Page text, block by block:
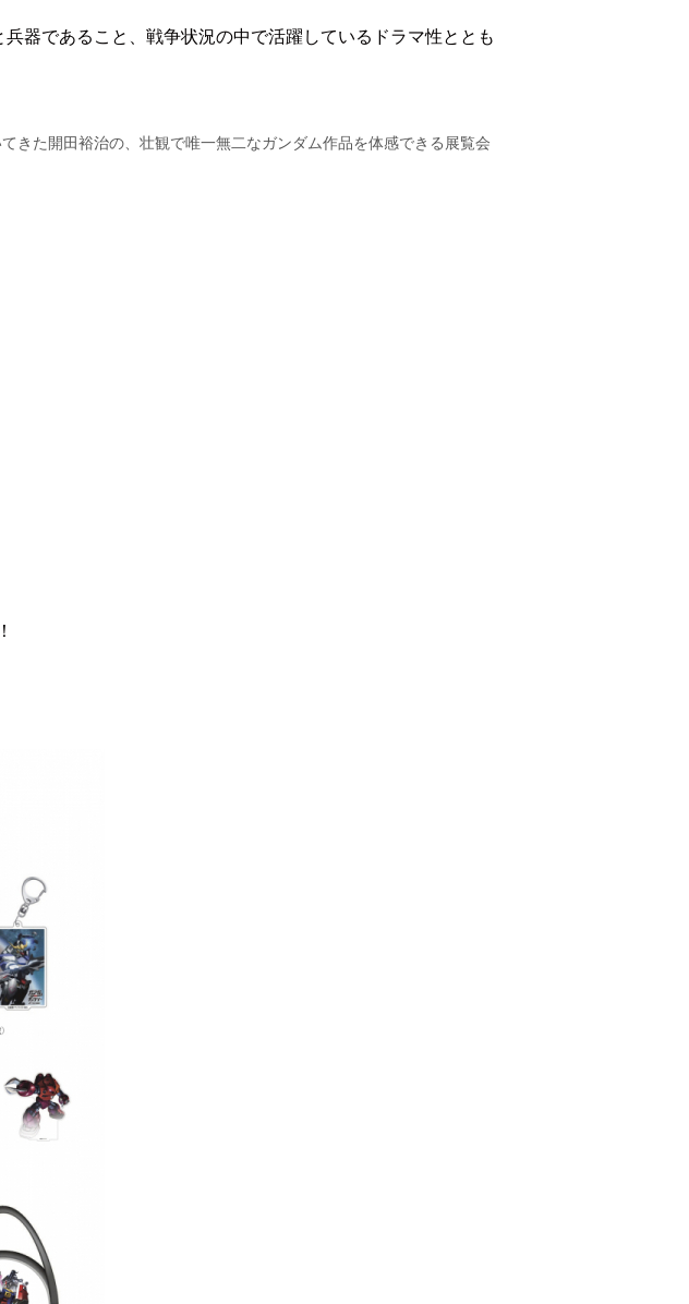
器であること、戦争状況の中で活躍しているドラマ性ととも
きた開田裕治の、壮観で唯一無二なガンダム作品を体感できる展覧会